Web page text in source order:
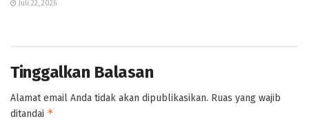
Juli 22, 2026
Tinggalkan Balasan
Alamat email Anda tidak akan dipublikasikan. Ruas yang wajib
ditandai *